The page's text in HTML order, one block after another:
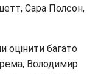
Сара Полсон,
оцінити багато
Володимир